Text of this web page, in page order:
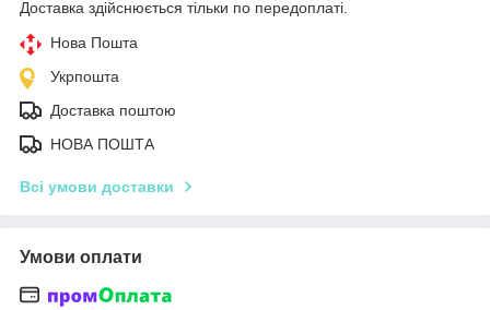
Доставка здійснюється тільки по передоплаті.
Нова Пошта
Укрпошта
Доставка поштою
НОВА ПОШТА
Всі умови доставки
Умови оплати